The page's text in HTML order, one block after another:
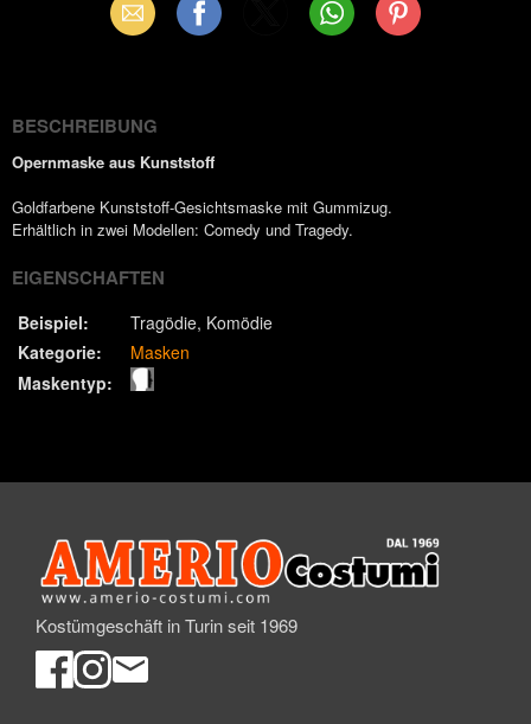
Email Facebook WhatsAppPinterest
BESCHREIBUNG
Opernmaske aus Kunststoff
Goldfarbene Kunststoff-Gesichtsmaske mit Gummizug.
Erhältlich in zwei Modellen: Comedy und Tragedy.
EIGENSCHAFTEN
Beispiel: Tragödie Komödie
Kategorie:
Masken
Maskentyp:
Kostümgeschäft in Turin seit 1969